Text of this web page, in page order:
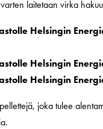
laitetaan virka
Helsingin
Helsingin
Helsingin
joka tulee